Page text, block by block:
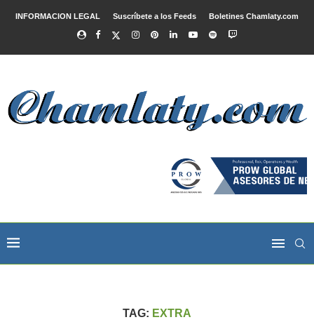
INFORMACION LEGAL Suscríbete a los Feeds Boletines Chamlaty.com
TAG: EXTRA